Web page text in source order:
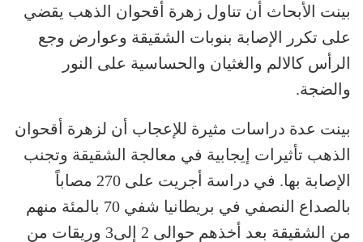
بينت الأبحاث أن تناول زهرة أقحوان الذهب يقضي
على تكرر الإصابة بنوبات الشقيقة وعوارض وجع
الرأس كالالم والغثيان والحساسية على النور
والضجة.
بينت عدة دراسات مثيرة للإعجاب أن لزهرة أقحوان
الذهب تأثيرات إيجابية في معالجة الشقيقة وتجنب
الإصابة بها. في دراسة أجريت على 270 مصاباً
بالصداع النصفي في بريطانيا شفي 70 بالمئة منهم
من الشقيقة بعد أخذهم حوالى 2 إلى3 وريقات من